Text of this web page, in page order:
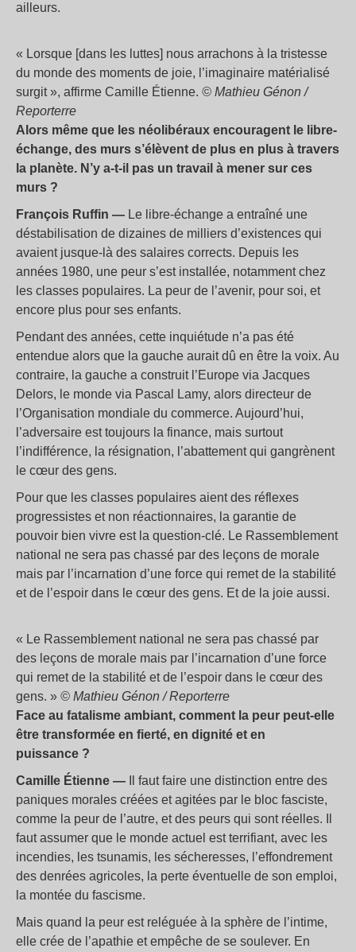
ailleurs.
« Lorsque [dans les luttes] nous arrachons à la tristesse
du monde des moments de joie, l’imaginaire matérialisé
surgit », affirme Camille Étienne. © Mathieu Génon /
Reporterre
Alors même que les néolibéraux encouragent le libre-
échange, des murs s’élèvent de plus en plus à travers
la planète. N’y a-t-il pas un travail à mener sur ces
murs ?
François Ruffin — Le libre-échange a entraîné une
déstabilisation de dizaines de milliers d’existences qui
avaient jusque-là des salaires corrects. Depuis les
années 1980, une peur s’est installée, notamment chez
les classes populaires. La peur de l’avenir, pour soi, et
encore plus pour ses enfants.
Pendant des années, cette inquiétude n’a pas été
entendue alors que la gauche aurait dû en être la voix. Au
contraire, la gauche a construit l’Europe via Jacques
Delors, le monde via Pascal Lamy, alors directeur de
l’Organisation mondiale du commerce. Aujourd’hui,
l’adversaire est toujours la finance, mais surtout
l’indifférence, la résignation, l’abattement qui gangrènent
le cœur des gens.
Pour que les classes populaires aient des réflexes
progressistes et non réactionnaires, la garantie de
pouvoir bien vivre est la question-clé. Le Rassemblement
national ne sera pas chassé par des leçons de morale
mais par l’incarnation d’une force qui remet de la stabilité
et de l’espoir dans le cœur des gens. Et de la joie aussi.
« Le Rassemblement national ne sera pas chassé par
des leçons de morale mais par l’incarnation d’une force
qui remet de la stabilité et de l’espoir dans le cœur des
gens. » © Mathieu Génon / Reporterre
Face au fatalisme ambiant, comment la peur peut-elle
être transformée en fierté, en dignité et en
puissance ?
Camille Étienne — Il faut faire une distinction entre des
paniques morales créées et agitées par le bloc fasciste,
comme la peur de l’autre, et des peurs qui sont réelles. Il
faut assumer que le monde actuel est terrifiant, avec les
incendies, les tsunamis, les sécheresses, l’effondrement
des denrées agricoles, la perte éventuelle de son emploi,
la montée du fascisme.
Mais quand la peur est reléguée à la sphère de l’intime,
elle crée de l’apathie et empêche de se soulever. En